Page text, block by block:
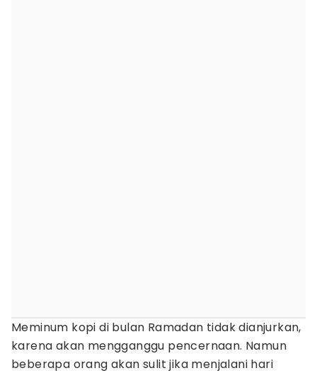
Meminum kopi di bulan Ramadan tidak dianjurkan,
karena akan mengganggu pencernaan. Namun
beberapa orang akan sulit jika menjalani hari